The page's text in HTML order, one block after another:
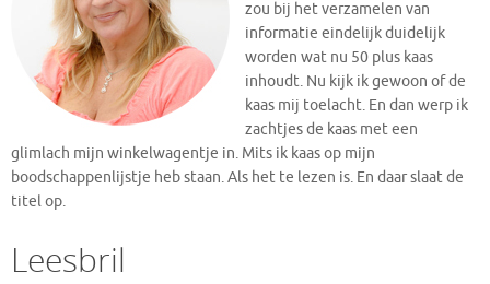
zou bij het verzamelen van
informatie eindelijk duidelijk
worden wat nu 50 plus kaas
inhoudt. Nu kijk ik gewoon of de
kaas mij toelacht. En dan werp ik
zachtjes de kaas met een
glimlach mijn winkelwagentje in. Mits ik kaas op mijn
boodschappenlijstje heb staan. Als het te lezen is. En daar slaat de
titel op.
Leesbril